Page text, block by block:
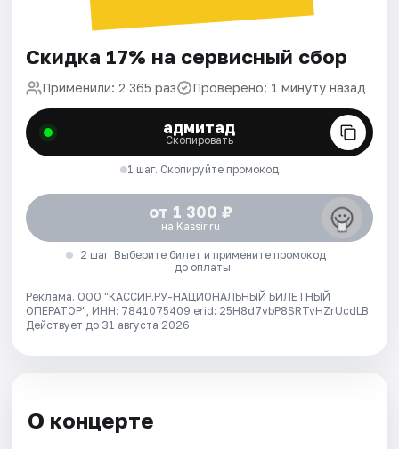
Скидка 17% на сервисный сбор
Применили: 2 365 раз Проверено: 1 минуту назад
адмитад
Скопировать
1 шаг. Скопируйте промокод
от 1 300 ₽
на Kassir.ru
2 шаг. Выберите билет и примените промокод
до оплаты
Реклама. ООО "КАССИР.РУ-НАЦИОНАЛЬНЫЙ БИЛЕТНЫЙ
ОПЕРАТОР", ИНН: 7841075409 erid: 25H8d7vbP8SRTvHZrUcdLB.
Действует до 31 августа 2026
О концерте